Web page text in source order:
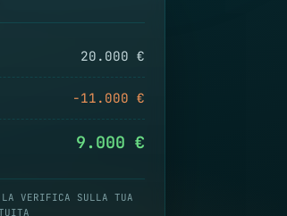
20.000 €
−11.000 €
9.000 €
VERIFICA SULLA TUA